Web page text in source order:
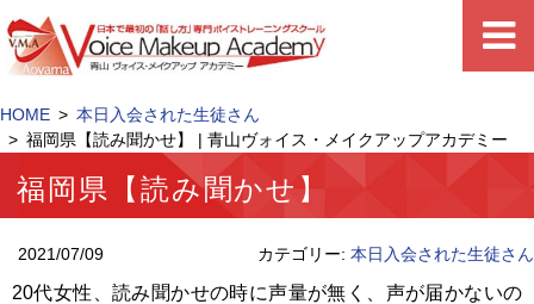
HOME
本日入会された生徒さん
福岡県【読み聞かせ】 | 青山ヴォイス・メイクアップアカデミー
福岡県【読み聞かせ】
2021/07/09 カテゴリー: 本日入会された生徒さん
20代女性、読み聞かせの時に声量が無く、声が届かないの